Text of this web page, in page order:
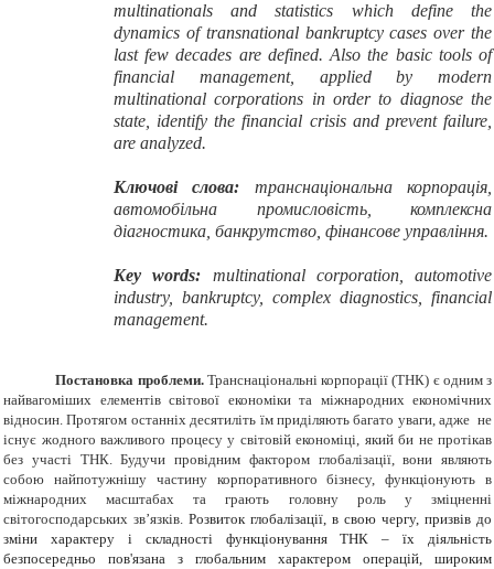
multinationals and statistics which define the
dynamics of transnational bankruptcy cases over the
last few decades are defined.Also the basic tools of
financial management, applied by modern
multinational corporations in order to diagnose the
state, identify the financial crisis and prevent failure,
are analyzed.
Ключові слова: транснаціональна корпорація,
автомобільна промисловість, комплексна
діагностика, банкрутство, фінансове управління.
Key words: multinational
corporation, automotive
industry, bankruptcy, complex diagnostics, financial
management.
Постановка проблеми. Транснаціональні корпорації (ТНК) є одним з
найвагоміших елементів світової економіки та міжнародних економічних
відносин. Протягом останніх десятиліть їм приділяють багато уваги, адже не
існує жодного важливого процесу у світовій економіці, який би не протікав
без участі ТНК. Будучи провідним фактором глобалізації, вони являють
собою найпотужнішу частину корпоративного бізнесу, функціонують в
міжнародних масштабах та грають головну роль у зміцненні
світогосподарських зв’язків. Розвиток глобалізації, в свою чергу, призвів до
зміни характеру і складності функціонування ТНК – їх діяльність
безпосередньо пов'язана з глобальним характером операцій, широким